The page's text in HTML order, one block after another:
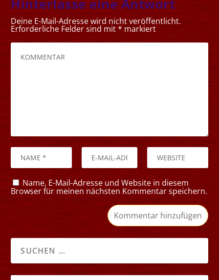
Hinterlasse eine Antwort
Deine E-Mail-Adresse wird nicht veröffentlicht.
Erforderliche Felder sind mit* markiert
Name, E-Mail-Adresse und Website in diesem
Browser für meinen nächsten Kommentar speichern.